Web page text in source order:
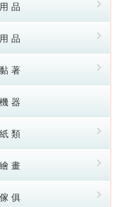
品
品
著
器
類
畫
俱